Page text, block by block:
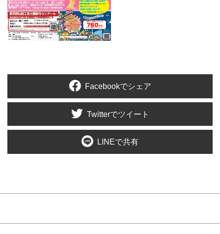
Facebookでシェア
Twitterでツイート
LINEで共有